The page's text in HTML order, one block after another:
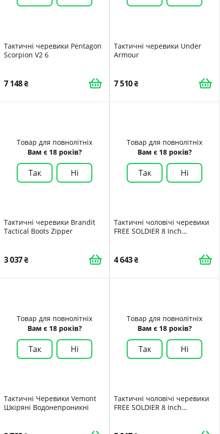
Тактичні черевики Pentagon
Scorpion V2 6
7 148
Тактичні черевики Under
Armour
7 510
Товар для повнолітніх
Вам є 18 років?
Так Ні
Тактичні черевики Brandit
Tactical Boots Zipper
3 037
Товар для повнолітніх
Вам є 18 років?
Так Ні
Тактичні чоловічі черевики
FREE SOLDIER 8 Inch
робочі черевики, Desert
4 643
Товар для повнолітніх
Вам є 18 років?
Так Ні
Тактичні Черевики Vemont
Шкіряні Водонепроникні
Товар для повнолітніх
Вам є 18 років?
Так Ні
Тактичні чоловічі черевики
FREE SOLDIER 8 Inch